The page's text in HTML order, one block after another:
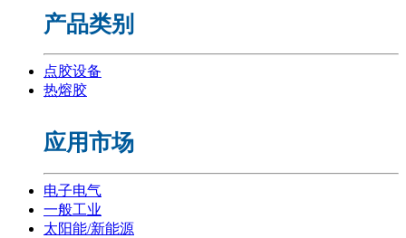
产品类别
点胶设备
热熔胶
应用市场
电子电气
一般工业
太阳能/新能源